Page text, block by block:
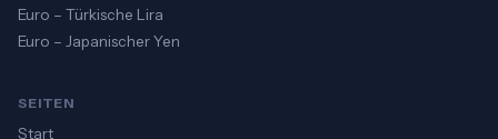
Euro – Türkische Lira
Euro – Japanischer Yen
SEITEN
Start